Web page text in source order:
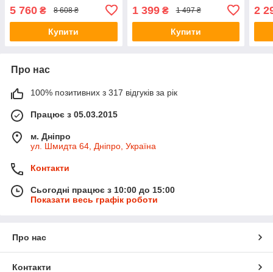
5 760 ₴ 8 608 ₴
Купити
1 399₴ 1 497 ₴
Купити
2
Про нас
100% позитивних з 317 відгуків за рік
Працює з 05.03.2015
м. Дніпро
ул. Шмидта 64, Дніпро, Україна
Контакти
Сьогодні працює з 10:00 до 15:00
Показати весь графік роботи
Про нас
Контакти